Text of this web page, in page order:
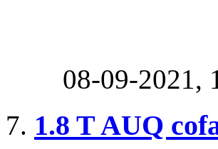
08-09-2021,
1.8 T AUQ